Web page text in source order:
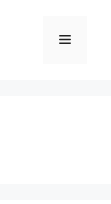
Menu